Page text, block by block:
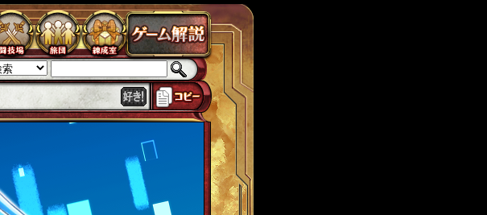
チェインパラドクス ローカスト 城ヶ島 思い出